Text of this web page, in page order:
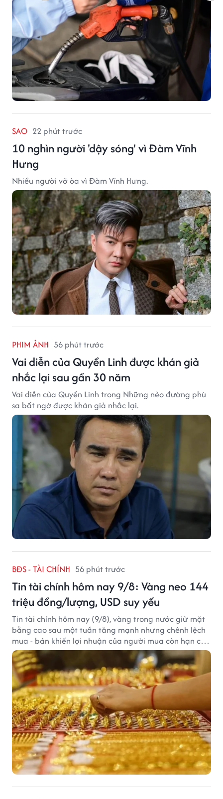
SAO 22 phút trước
10 nghìn người 'dậy sóng' vì Đàm Vĩnh
Hưng
Nhiều người vỡ òa vì Đàm Vĩnh Hưng.
PHIM ẢNH 56 phút trước
Vai diễn của Quyền Linh được khán giả
nhắc lại sau gần 30 năm
Vai diễn của Quyền Linh trong Những nẻo đường phù
sa bất ngờ được khán giả nhắc lại.
BĐS - TÀI CHÍNH 56 phút trước
Tin tài chính hôm nay 9/8: Vàng neo 144
triệu đồng/lượng, USD suy yếu
Tin tài chính hôm nay (9/8), vàng trong nước giữ mặt
bằng cao sau một tuần tăng mạnh nhưng chênh lệch
mua - bán khiến lợi nhuận của người mua còn hạn chế,
trong khi USD chịu sức ép sau dữ liệu việc làm Mỹ gây
thất vọng.